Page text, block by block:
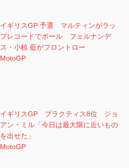
イギリスGP 予選 マルティンがラッ
プレコードでポール フェルナンデ
ス・小椋 藍がフロントロー
MotoGP
イギリスGP プラクティス8位 ジョ
アン・ミル「今日は最大限に近いもの
を出せた」
MotoGP